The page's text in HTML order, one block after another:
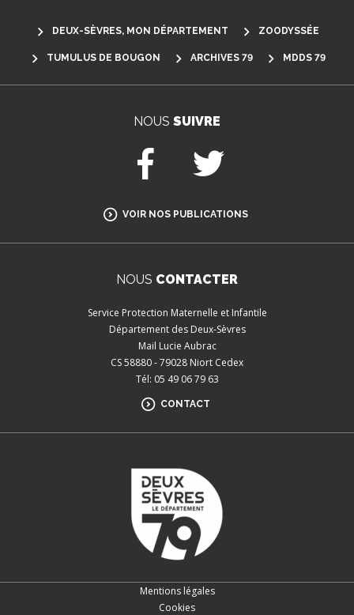
DEUX-SÈVRES, MON DÉPARTEMENT ZOODYSSÉE
TUMULUS DE BOUGON ARCHIVES 79 MDDS 79
NOUS SUIVRE
Facebook
VOIR NOS PUBLICATIONS
NOUS CONTACTER
Service Protection Maternelle et Infantile
Département des Deux-Sèvres
Mail Lucie Aubrac
CS 58880 - 79028 Niort Cedex
Tél: 05 49 06 79 63
CONTACT
Mentions légales
Cookies